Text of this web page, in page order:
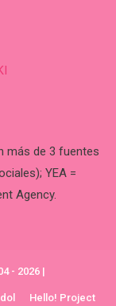
más de 3 fuentes
YEA =
Agency.
- 2026 |
Hello! Project